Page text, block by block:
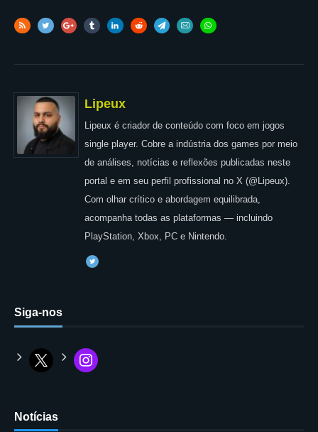
Lipeux
Lipeux é criador de conteúdo com foco em jogos
single player. Cobre a indústria dos games por meio
de análises, notícias e reflexões publicadas neste
portal e em seu perfil profissional no X (@Lipeux).
Com olhar crítico e abordagem equilibrada,
acompanha todas as plataformas — incluindo
PlayStation, Xbox, PC e Nintendo.
Siga-nos
Notícias